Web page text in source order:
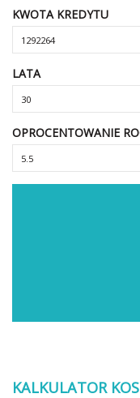
KWOTA KREDYTU
LATA
OPROCENTOWANIE
KALKULATOR